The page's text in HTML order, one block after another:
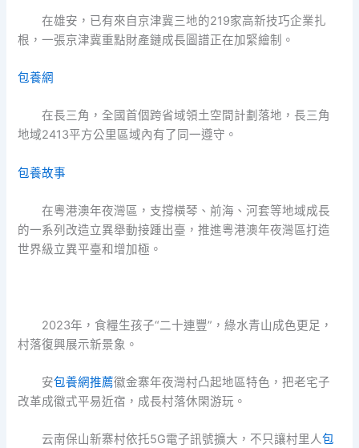
在雄安，已有來自京津冀三地的219家高新技巧企業扎
根，一張京津冀重點財產鏈成長圖譜正在加緊繪制。
包養網
在長三角，全國首個跨省域領土空間計劃落地，長三角
地域2413平方公里區域內有了同一遵守。
包養故事
在粵港澳年夜灣區，支撐橫琴、前海、河套等地域成長
的一系列改造立異舉動接踵出臺，推進粵港澳年夜灣區打造
世界級立異平臺和增加極。
2023年，食糧生孩子“二十連豐”，綠水青山成色更足，
村落復興展示新景象。
安包養網推薦徽金寨年夜灣村凸起地區特色，把老宅子
改革成徽式平易近宿，成長村落休閑游玩。
云南保山新寨村依托5G電子訊號擴大，不只讓村里人包